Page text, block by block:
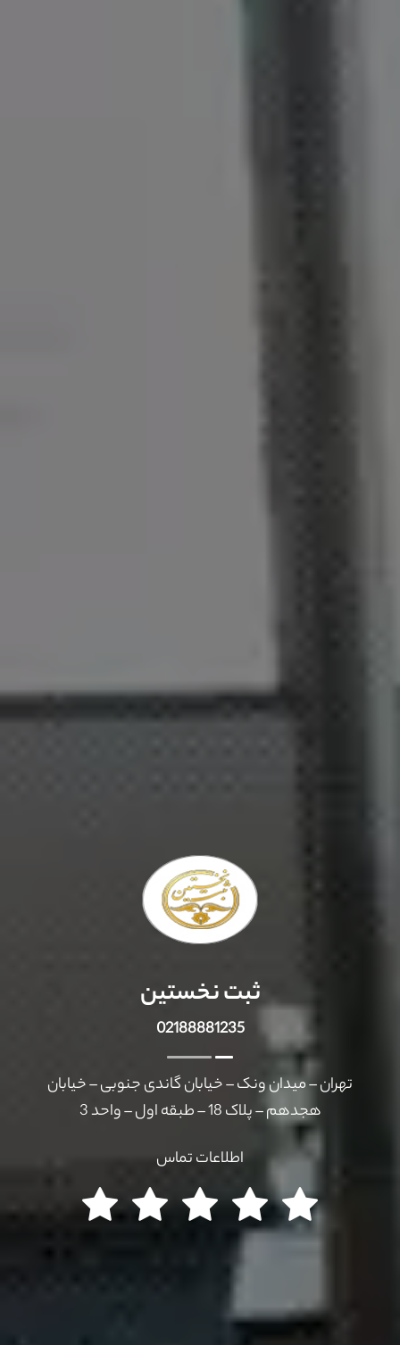
ثبت نخستین
02188881235
تهران – میدان ونک – خیابان گاندی جنوبی – خیابان
هجدهم – پلاک 18 – طبقه اول – واحد 3
اطلاعات تماس